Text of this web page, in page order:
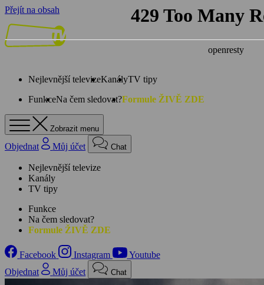
Přejít na obsah
Nejlevnější televizeKanályTV tipy
FunkceNa čem sledovat?Formule ŽIVĚ ZDE
Zobrazit menu
Objednat Můj účet Chat
Nejlevnější televize
Kanály
TV tipy
Funkce
Na čem sledovat?
Formule ŽIVĚ ZDE
Facebook Instagram
Youtube
Objednat
Můj účet Chat